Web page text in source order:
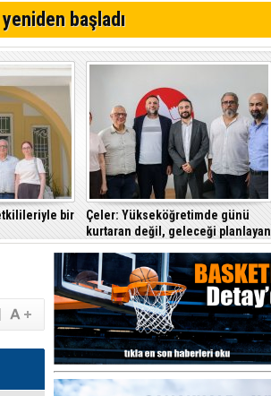
başladı
bir
Çeler: Yükseköğretimde günü
kurtaran değil, geleceği planlayan
politikalara ihtiyaç var